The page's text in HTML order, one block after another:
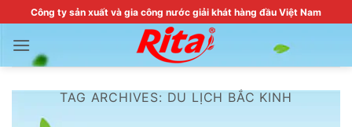
to
content
Công ty sản xuất và gia công nước giải khát hàng đầu Việt Nam
TAG ARCHIVES: DU LỊCH BẮC KINH